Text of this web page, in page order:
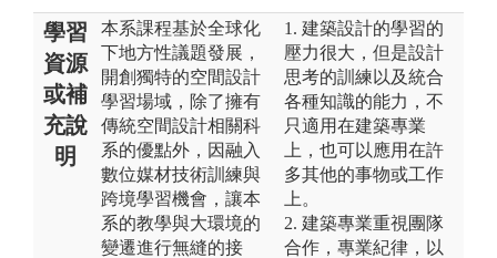
學習
資源
或補
充說
明
本系課程基於全球化
下地方性議題發展，
開創獨特的空間設計
學習場域，除了擁有
傳統空間設計相關科
系的優點外，因融入
數位媒材技術訓練與
跨境學習機會，讓本
系的教學與大環境的
變遷進行無縫的接
1. 建築設計的學習的
壓力很大，但是設計
思考的訓練以及統合
各種知識的能力，不
只適用在建築專業
上，也可以應用在許
多其他的事物或工作
上。
2. 建築專業重視團隊
合作，專業紀律，以